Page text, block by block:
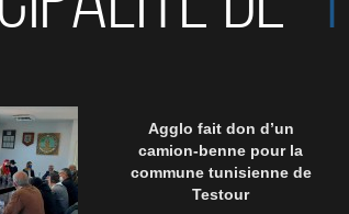
Agglo fait don d’un
camion-benne pour la
commune tunisienne de
Testour